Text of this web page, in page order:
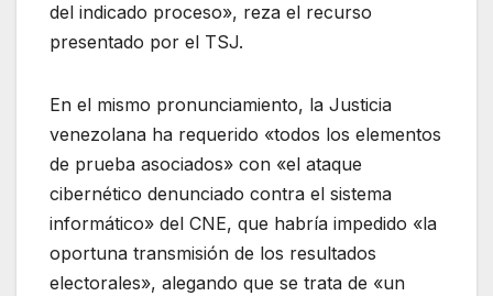
del indicado proceso», reza el recurso
presentado por el TSJ.
En el mismo pronunciamiento, la Justicia
venezolana ha requerido «todos los elementos
de prueba asociados» con «el ataque
cibernético denunciado contra el sistema
informático» del CNE, que habría impedido «la
oportuna transmisión de los resultados
electorales», alegando que se trata de «un